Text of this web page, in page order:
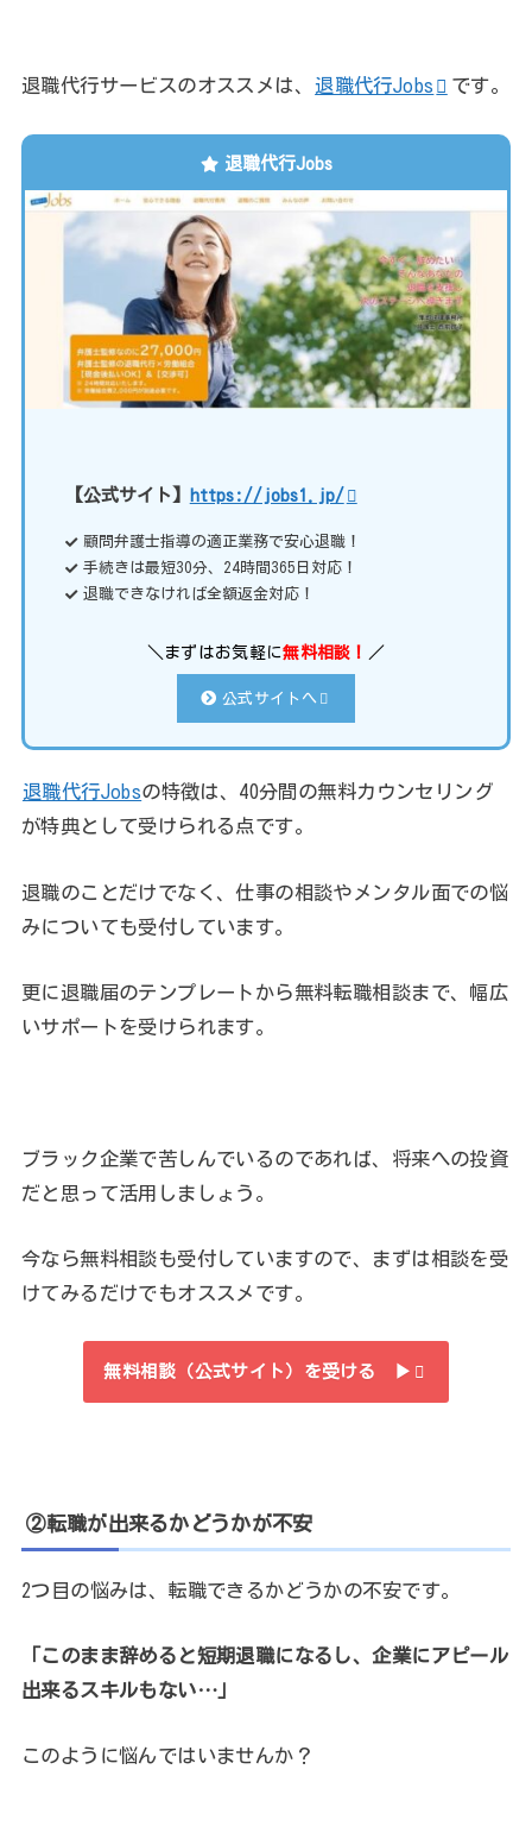
退職代行サービスのオススメは、 退職代行Jobs です。
退職代行Jobs
【公式サイト】 https://jobs1.jp/
顧問弁護士指導の適正業務で安心退職！
手続きは最短30分、24時間365日対応！
退職できなければ全額返金対応！
＼まずはお気軽に無料相談！ ／
公式サイトへ
退職代行Jobsの特徴は、40分間の無料カウンセリング
が特典として受けられる点です。
退職のことだけでなく、仕事の相談やメンタル面での悩
みについても受付しています。
更に退職届のテンプレートから無料転職相談まで、幅広
いサポートを受けられます。
ブラック企業で苦しんでいるのであれば、将来への投資
だと思って活用しましょう。
今なら無料相談も受付していますので、まずは相談を受
けてみるだけでもオススメです。
無料相談（公式サイト）を受ける ▶
②転職が出来るかどうかが不安
2つ目の悩みは、転職できるかどうかの不安です。
「このまま辞めると短期退職になるし、企業にアピール
出来るスキルもない…」
このように悩んではいませんか？